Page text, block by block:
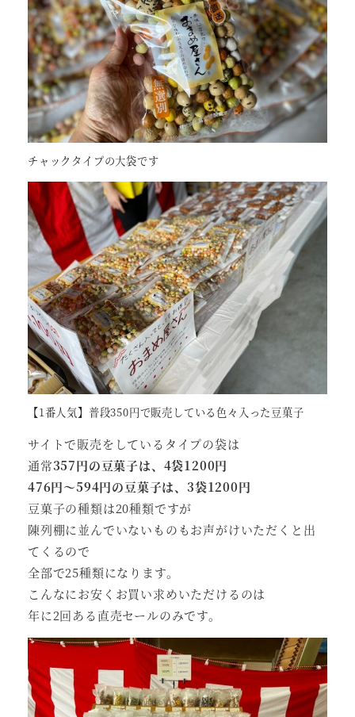
チャックタイプの大袋です
【1番人気】普段350円で販売している色々入った豆菓子
サイトで販売をしているタイプの袋は
通常357円の豆菓子は、4袋1200円
476円～594円の豆菓子は、3袋1200円
豆菓子の種類は20種類ですが
陳列棚に並んでいないものもお声がけいただくと出
てくるので
全部で25種類になります。
こんなにお安くお買い求めいただけるのは
年に2回ある直売セールのみです。